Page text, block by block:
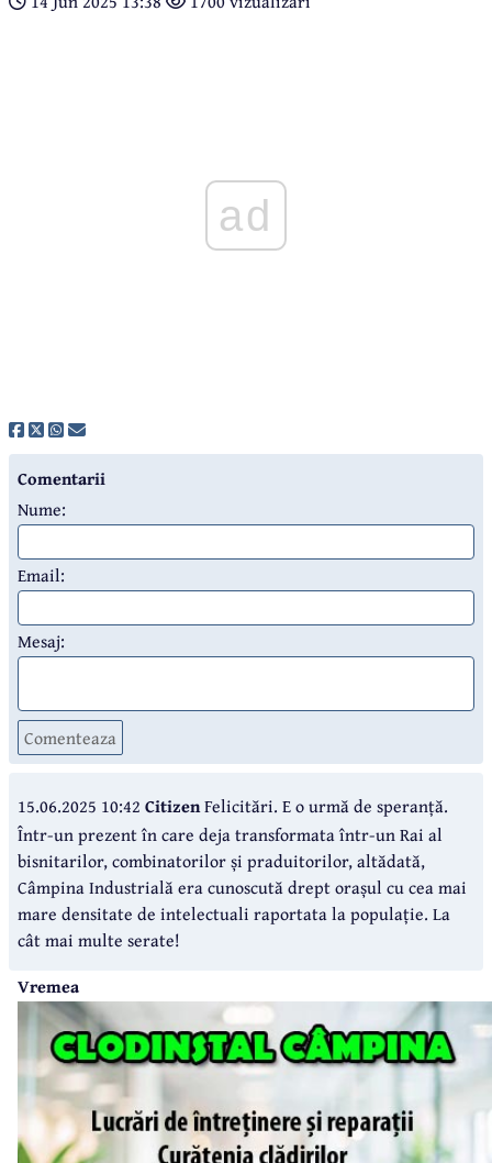
ad
Comentarii
Nume:
Email:
Mesaj:
Comenteaza
15.06.2025 10:42 CitizenFelicitări. E o urmă de speranță.
Într-un prezent în care deja transformata într-un Rai al
bisnitarilor, combinatorilor și praduitorilor, altădată,
Câmpina Industrială era cunoscută drept orașul cu cea mai
mare densitate de intelectuali raportata la populație. La
cât mai multe serate!
Vremea